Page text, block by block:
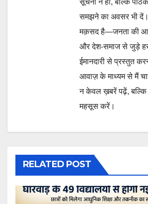
समझने का अवसर भी
मक़सद है—जनता की
और देश-समाज से जुड़े
ईमानदारी से प्रस्तुत
आवाज़ के माध्यम से मैं
न केवल ख़बरें पढ़ें,
महसूस करें।
RELATED POST